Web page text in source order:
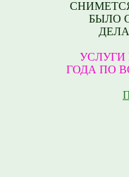
БЫЛО
УСЛУГИ
ГОДА ПО